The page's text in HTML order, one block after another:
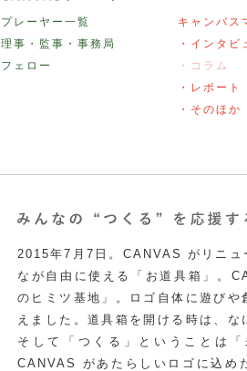
プレーヤー一覧
理事・監事・事務局
フェロー
キャンバス
・インタビ
・コラム
・レポート
・そのほか
2015年7月7日。CANVAS がリニュ
なが自由に使える「お道具箱」。
のヒミツ基地」。ロゴ自体に遊び
えました。道具箱を開ける時は、
そして「つくる」ということは
CANVAS があたらしいロゴに込め